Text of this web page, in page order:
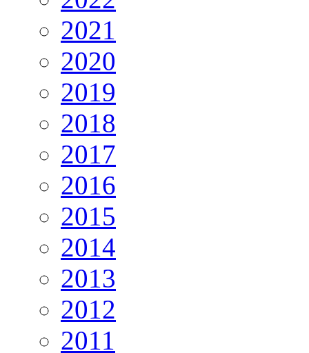
2021
2020
2019
2018
2017
2016
2015
2014
2013
2012
2011